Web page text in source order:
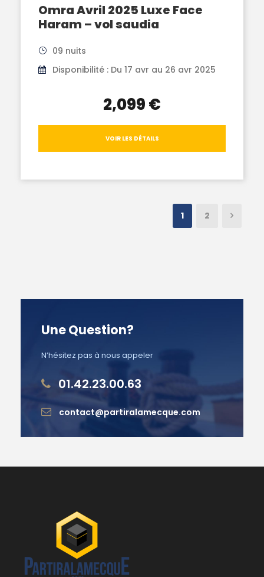
Omra Avril 2025 Luxe Face
Haram – vol saudia
09 nuits
Disponibilité : Du 17 avr au 26 avr 2025
2,099 €
VOIR LES DÉTAILS
1 2
Une Question?
N’hésitez pas à nous appeler
01.42.23.00.63
contact@partiralamecque.com